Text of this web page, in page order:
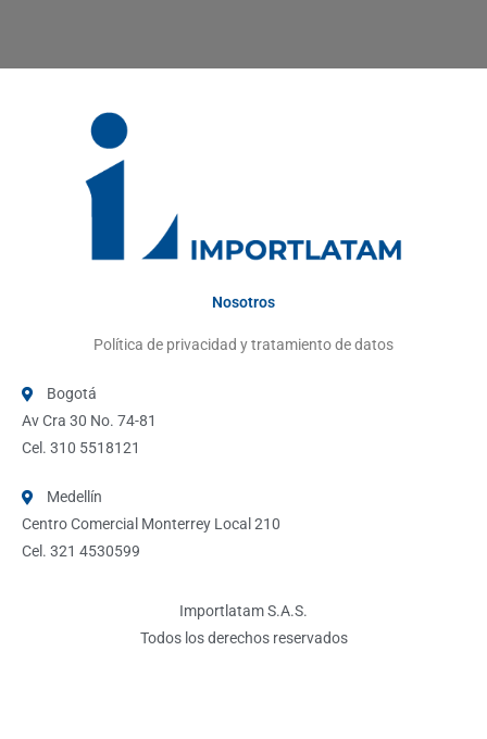
Nosotros
Política de privacidad y tratamiento de datos
Bogotá
Av Cra 30 No. 74-81
Cel. 310 5518121
Medellín
Centro Comercial Monterrey Local 210
Cel. 321 4530599
Importlatam S.A.S.
Todos los derechos reservados